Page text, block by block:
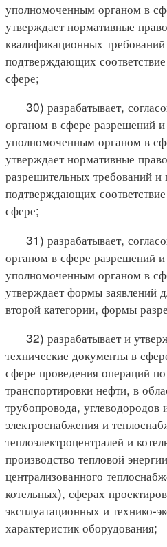
уполномоченным органом в
утверждает нормативные
квалификационных
подтверждающих
сфере;
30) разрабатывает,
органом в сфере разрешений
уполномоченным органом в
утверждает нормативные
разрешительных требований и
подтверждающих
сфере;
31) разрабатывает,
органом в сфере разрешений
уполномоченным органом в
утверждает формы заявлений
второй категории, формы
32) разрабатывает и
технические документы в
сфере проведения операций
транспортировки нефти, в
трубопровода,
электроснабжения и
теплоэлектроцентралей и
производство тепловой
централизованного
котельных), сферах
эксплуатационных и технико-
характеристик оборудования;